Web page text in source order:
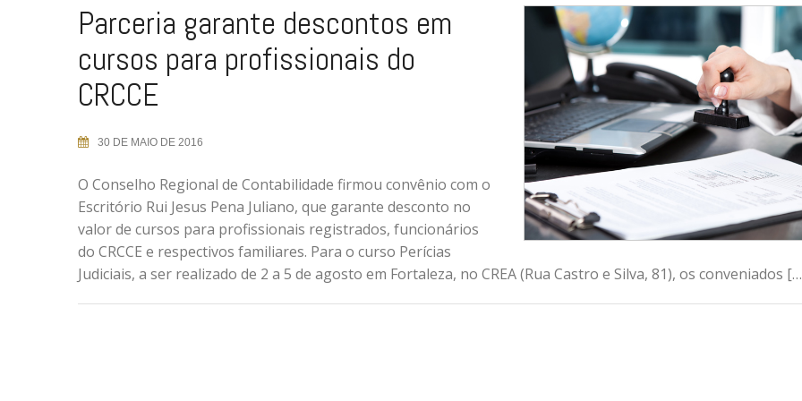
Parceria garante descontos em
cursos para profissionais do
CRCCE
30 DE MAIO DE 2016
O Conselho Regional de Contabilidade firmou convênio com o
Escritório Rui Jesus Pena Juliano, que garante desconto no
valor de cursos para profissionais registrados, funcionários
do CRCCE e respectivos familiares. Para o curso Perícias
Judiciais, a ser realizado de 2 a 5 de agosto em Fortaleza, no CREA (Rua Castro e Silva, 81), os conveniados